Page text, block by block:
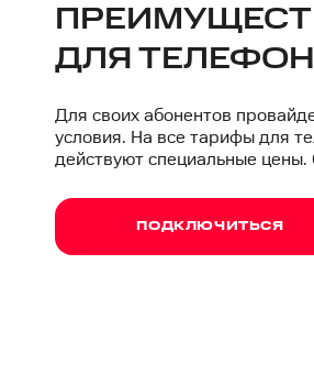
ДЛЯ
Для своих абонентов
условия. На все тарифы для
действуют специальные
ПОДКЛЮЧИТЬСЯ